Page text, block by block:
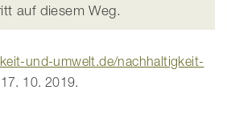
auf diesem Weg.
und-umwelt.de/nachhaltigkeit-
10. 2019.